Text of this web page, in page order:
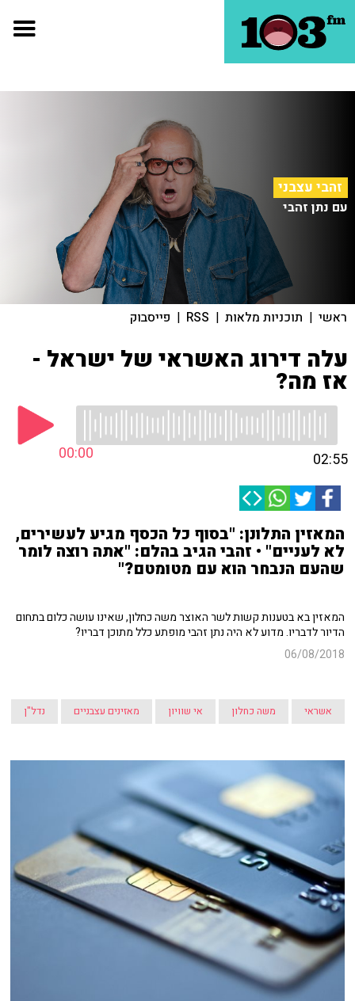
זהבי עצבני
עם נתן זהבי
ראשי | תוכניות מלאות |
RSS
| פייסבוק
עלה דירוג האשראי של ישראל -
אז מה?
00:00 02:55
המאזין התלונן: "בסוף כל הכסף מגיע לעשירים,
לא לעניים" • זהבי הגיב בהלם: "אתה רוצה לומר
שהעם הנבחר הוא עם מטומטם?"
המאזין בא בטענות קשות לשר האוצר משה כחלון, שאינו עושה כלום בתחום
הדיור לדבריו. מדוע לא היה נתן זהבי מופתע כלל מתוכן דבריו?
06/08/2018
אשראי משה כחלון אי שוויון מאזינים עצבניים נדל"ן